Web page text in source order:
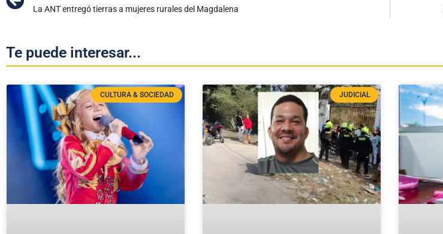
La ANT entregó tierras a mujeres rurales del Magdalena
Te puede interesar...
CULTURA & SOCIEDAD JUDICIAL